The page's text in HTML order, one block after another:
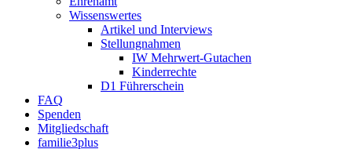
Wissenswertes
Artikel und Interviews
Stellungnahmen
IW Mehrwert-Gutachen
Kinderrechte
D1 Führerschein
FAQ
Spenden
Mitgliedschaft
familie3plus